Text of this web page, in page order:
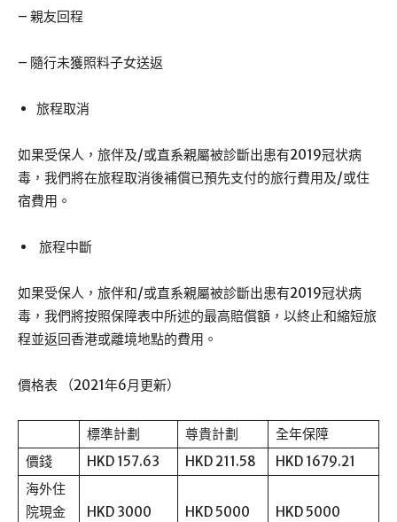
– 親友回程
– 隨行未獲照料子女送返
旅程取消
如果受保人，旅伴及/或直系親屬被診斷出患有2019冠状病
毒，我們將在旅程取消後補償已預先支付的旅行費用及/或住
宿費用。
旅程中斷
如果受保人，旅伴和/或直系親屬被診斷出患有2019冠状病
毒，我們將按照保障表中所述的最高賠償額，以終止和縮短旅
程並返回香港或離境地點的費用。
價格表 （2021年6月更新）
標準計劃 尊貴計劃
全年保障
價錢
HKD 157.63 HKD 211.58
HKD 1679.21
海外住
院現金
HKD 3000 HKD 5000 HKD 5000